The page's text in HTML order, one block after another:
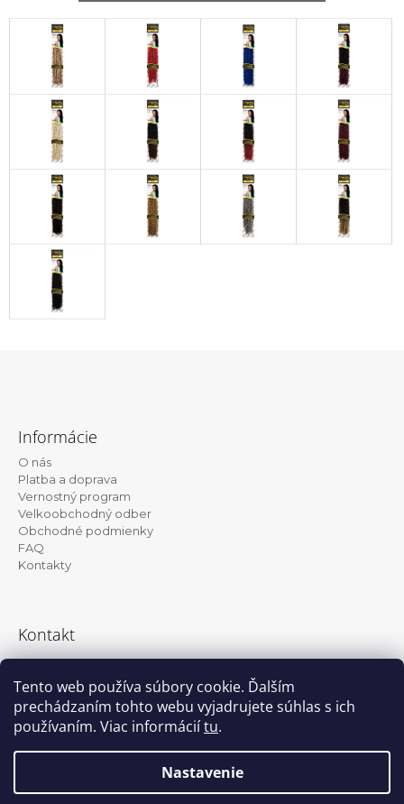
Tento web používa súbory cookie. Ďalším
prechádzaním tohto webu vyjadrujete súhlas s ich
používaním. Viac informáciítu.
Nastavenie
Informácie
O nás
Platba a doprava
Vernostný program
Velkoobchodný odber
Obchodné podmienky
FAQ
Kontakty
Kontakt